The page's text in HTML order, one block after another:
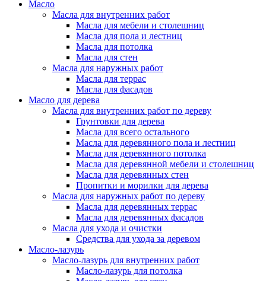
Масло
Масла для внутренних работ
Масла для мебели и столешниц
Масла для пола и лестниц
Масла для потолка
Масла для стен
Масла для наружных работ
Масла для террас
Масла для фасадов
Масло для дерева
Масла для внутренних работ по дереву
Грунтовки для дерева
Масла для всего остального
Масла для деревянного пола и лестниц
Масла для деревянного потолка
Масла для деревянной мебели и столешниц
Масла для деревянных стен
Пропитки и морилки для дерева
Масла для наружных работ по дереву
Масла для деревянных террас
Масла для деревянных фасадов
Масла для ухода и очистки
Средства для ухода за деревом
Масло-лазурь
Масло-лазурь для внутренних работ
Масло-лазурь для потолка